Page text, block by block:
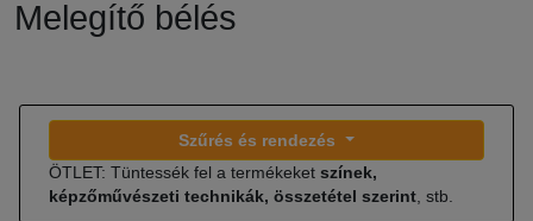
Melegítő bélés
Szűrés és rendezés
ÖTLET: Tüntessék fel a termékeket színek,
képzőművészeti technikák, összetétel szerint , stb.